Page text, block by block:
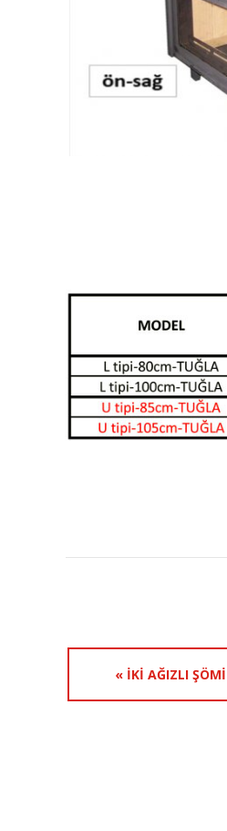
« İKI AĞIZLI